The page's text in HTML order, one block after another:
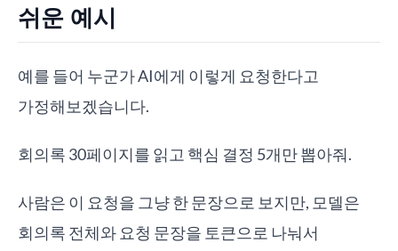
쉬운 예시
예를 들어 누군가 AI에게 이렇게 요청한다고
가정해보겠습니다.
회의록 30페이지를 읽고 핵심 결정 5개만 뽑아줘.
사람은 이 요청을 그냥 한 문장으로 보지만, 모델은
회의록 전체와 요청 문장을 토큰으로 나눠서